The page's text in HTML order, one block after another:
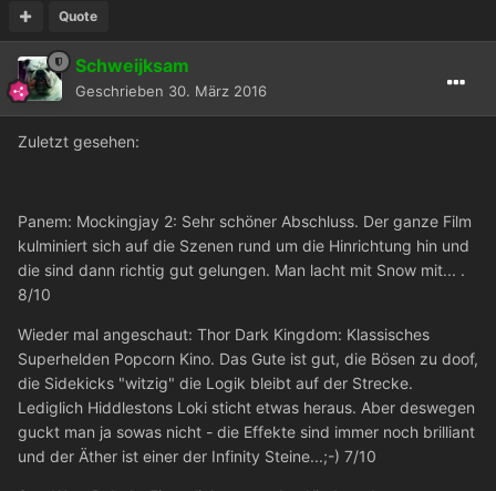
Quote
Schweijksam
Geschrieben 30. März 2016
Zuletzt gesehen:
Panem: Mockingjay 2: Sehr schöner Abschluss. Der ganze Film
kulminiert sich auf die Szenen rund um die Hinrichtung hin und
die sind dann richtig gut gelungen. Man lacht mit Snow mit... .
8/10
Wieder mal angeschaut: Thor Dark Kingdom: Klassisches
Superhelden Popcorn Kino. Das Gute ist gut, die Bösen zu doof,
die Sidekicks "witzig" die Logik bleibt auf der Strecke.
Lediglich Hiddlestons Loki sticht etwas heraus. Aber deswegen
guckt man ja sowas nicht - die Effekte sind immer noch brilliant
und der Äther ist einer der Infinity Steine...;-) 7/10